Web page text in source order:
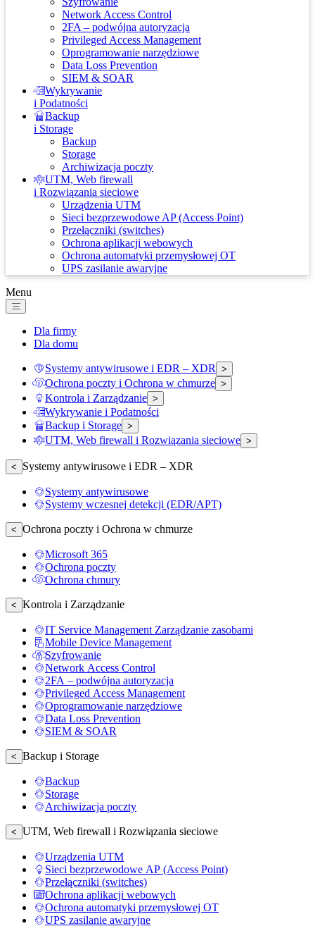
Network Access Control
2FA – podwójna autoryzacja
Privileged Access Management
Oprogramowanie narzędziowe
Data Loss Prevention
SIEM & SOAR
Wykrywanie
i Podatności
Backup
i Storage
Backup
Storage
Archiwizacja poczty
UTM, Web firewall
i Rozwiązania sieciowe
Urządzenia UTM
Sieci bezprzewodowe AP (Access Point)
Przełączniki (switches)
Ochrona aplikacji webowych
Ochrona automatyki przemysłowej OT
UPS zasilanie awaryjne
Menu
Dla firmy
Dla domu
Systemy antywirusowe i EDR – XDR >
Ochrona poczty i Ochrona w chmurze >
Kontrola i Zarządzanie >
Wykrywanie i Podatności
Backup i Storage >
UTM, Web firewall i Rozwiązania sieciowe >
< Systemy antywirusowe i EDR – XDR
Systemy antywirusowe
Systemy wczesnej detekcji (EDR/APT)
< Ochrona poczty i Ochrona w chmurze
Microsoft 365
Ochrona poczty
Ochrona chmury
< Kontrola i Zarządzanie
IT Service Management Zarządzanie zasobami
Mobile Device Management
Szyfrowanie
Network Access Control
2FA – podwójna autoryzacja
Privileged Access Management
Oprogramowanie narzędziowe
Data Loss Prevention
SIEM & SOAR
< Backup i Storage
Backup
Storage
Archiwizacja poczty
< UTM, Web firewall i Rozwiązania sieciowe
Urządzenia UTM
Sieci bezprzewodowe AP (Access Point)
Przełączniki (switches)
Ochrona aplikacji webowych
Ochrona automatyki przemysłowej OT
UPS zasilanie awaryjne